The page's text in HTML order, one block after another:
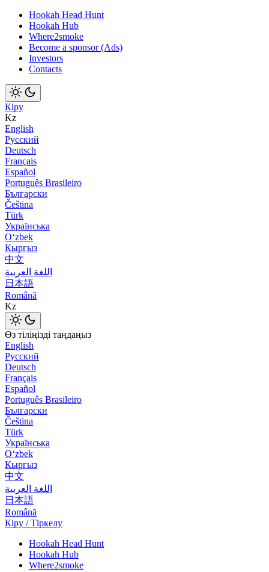
Hookah Head Hunt
Hookah Hub
Where2smoke
Become a sponsor (Ads)
Investors
Contacts
Кіру
Kz
English
Русский
Deutsch
Français
Español
Português Brasileiro
Български
Čeština
Türk
Українська
Оʻzbek
Кыргыз
中文
اللغة العربية
日本語
Română
Kz
Өз тіліңізді таңдаңыз
English
Русский
Deutsch
Français
Español
Português Brasileiro
Български
Čeština
Türk
Українська
Оʻzbek
Кыргыз
中文
اللغة العربية
日本語
Română
Кіру / Тіркелу
Hookah Head Hunt
Hookah Hub
Where2smoke